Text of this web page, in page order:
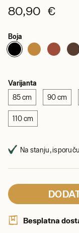
80,90 €
Boja
Varijanta
85 cm 90 cm
110 cm
Na stanju,
Besplatna